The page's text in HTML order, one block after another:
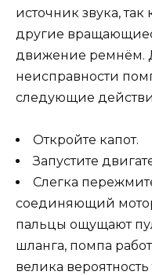
источник звука, так
другие
движение ремнём.
неисправности
следующие
Откройте капот.
Запустите
Слегка
соединяющий
пальцы ощущают
шланга, помпа
велика вероятность